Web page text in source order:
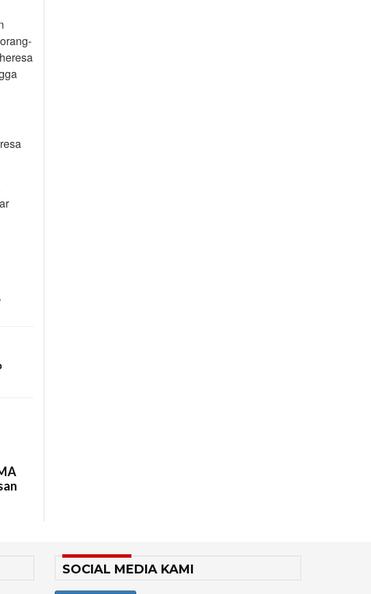
,
SOCIAL MEDIA KAMI